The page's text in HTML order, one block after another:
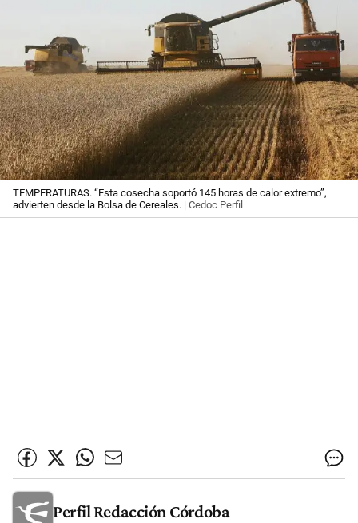
TEMPERATURAS. “Esta cosecha soportó 145 horas de calor extremo”,
advierten desde la Bolsa de Cereales. | Cedoc Perfil
Perfil Redacción Córdoba